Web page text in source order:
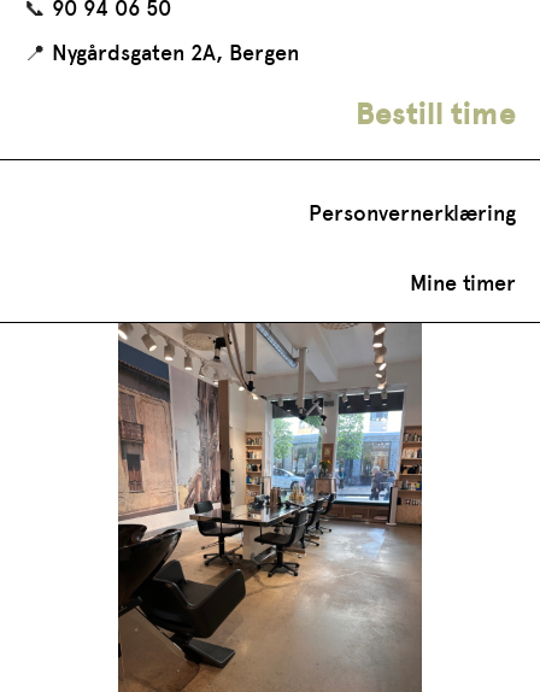
📞 90 94 06 50
📍 Nygårdsgaten 2A, Bergen
Bestill time
Personvernerklæring
Mine timer